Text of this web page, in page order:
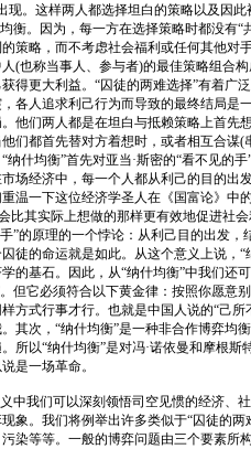
现。这样两人都选择坦白的策略以及因此
衡。因为，每一方在选择策略时都没有“
策略，而不考虑社会福利或任何其他对
(也称当事人、参与者)的最佳策略组合
得更大利益。“囚徒的两难选择”有着广泛
各人追求利己行为而导致的最终结局是一
他们两人都是在坦白与抵赖策略上首先
们都首先替对方着想时，或者相互合谋(
什均衡”首先对亚当·斯密的“看不见的手
场经济中，每一个人都从利己的目的出
温一下这位经济学圣人在《国富论》中
比其实际上想做的那样更有效地促进社会
”的原理的一个悖论：从利己目的出发，
徒的命运就是如此。从这个意义上说，“
的基石。因此，从“纳什均衡”中我们还
。但它必须符合以下黄金律：按照你愿意
方式行事才行。也就是中国人说的“己所
其次，“纳什均衡”是一种非合作博弈均
所以“纳什均衡”是对冯·诺依曼和摩根斯
是一场革命。
我们可以深刻领悟司空见惯的经济、
象。我们将例举出许多类似于“囚徒的两
染等等。一般的博弈问题由三个要素所